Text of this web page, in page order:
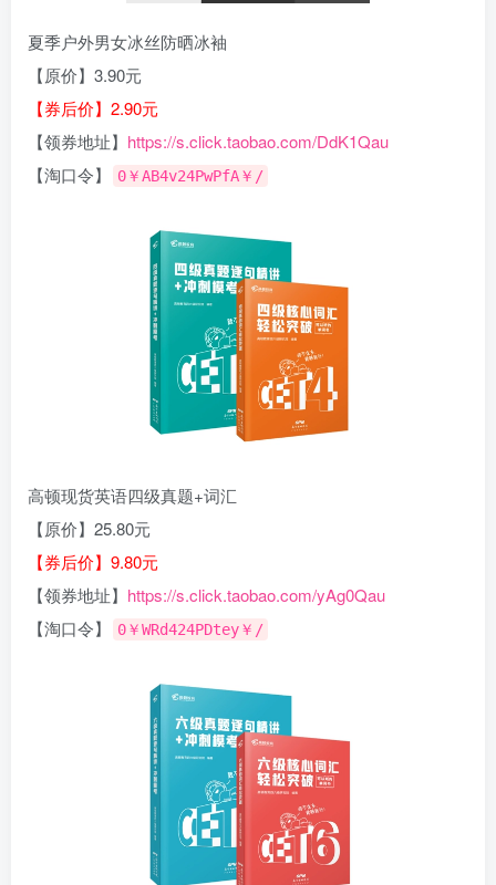
夏季户外男女冰丝防晒冰袖
【原价】3.90元
【券后价】2.90元
【领券地址】 https://s.click.taobao.com/DdK1Qau
【淘口令】
0￥AB4v24PwPfA￥/
高顿现货英语四级真题+词汇
【原价】25.80元
【券后价】9.80元
【领券地址】 https://s.click.taobao.com/yAg0Qau
【淘口令】
0￥WRd424PDtey￥/